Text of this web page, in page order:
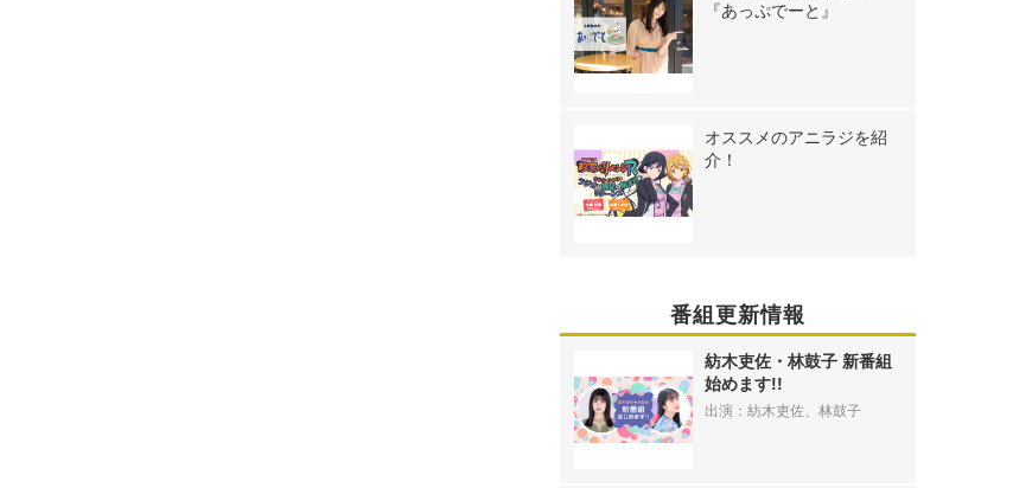
『あっぷでーと』
オススメのアニラジを紹
介！
番組更新情報
紡木吏佐・林鼓子 新番組
始めます!!
出演：紡木吏佐、林鼓子